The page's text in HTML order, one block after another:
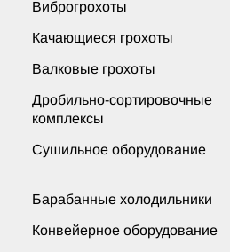
Виброгрохоты
Качающиеся грохоты
Валковые грохоты
Дробильно-сортировочные
комплексы
Сушильное оборудование
Барабанные холодильники
Конвейерное оборудование